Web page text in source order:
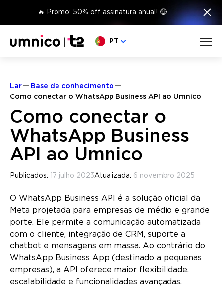
🔥 Promo: 50% off assinatura anual! 🤑 ×
Escolha o seu idioma
PT
Lar
Base de conhecimento
Como conectar o WhatsApp Business API ao Umnico
Como conectar o
WhatsApp Business
API ao Umnico
Publicados: 17 julho 2023Atualizada: 6 novembro 2025
O WhatsApp Business API é a solução oficial da
Meta projetada para empresas de médio e grande
porte. Ele permite a comunicação automatizada
com o cliente, integração de CRM, suporte a
chatbot e mensagens em massa. Ao contrário do
WhatsApp Business App (destinado a pequenas
empresas), a API oferece maior flexibilidade,
escalabilidade e funcionalidades avançadas.